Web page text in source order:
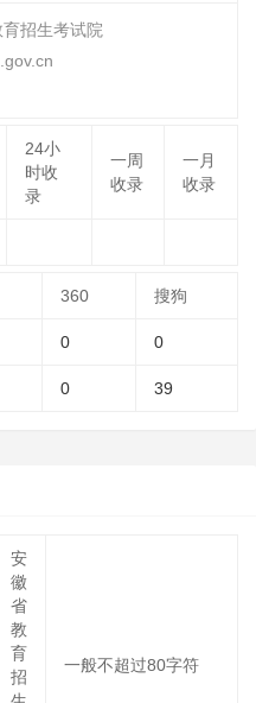
招生考试院
24小
时收
录
一周
收录
一月
收录
360 搜狗
0 0
0 39
安
徽
省
教
育
招
一般不超过80字符